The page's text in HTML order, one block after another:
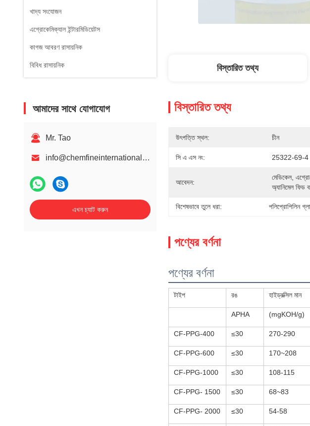
খাদ্য সংযোজন
এগ্রোকেমিক্যাল ইন্টারমিডিয়েটস
কাগজ আবরণ রাসায়নিক
বিবিধ রাসায়নিক
আমাদের সাথে যোগাযোগ
Mr. Tao
info@chemfineinternational.com
এখন চ্যাট করুন
বিস্তারিত তথ্য
বিস্তারিত তথ্য
উৎপত্তি স্থল: চীন
সি এ এস নং: 25322-69-4
আবেদন:
মেডিকেল,
অ্যানিমেল ফিড
বিশেষভাবে তুলে ধরা: পলিপ্রোপিলিন
পণ্যের বর্ণনা
পণ্যের বর্ণনা
টাইপ রঙ হাইড্রক্সিল মান
APHA (mgKOH/g)
CF-PPG-400 ≤30 270-290
CF-PPG-600 ≤30 170~208
CF-PPG-1000 ≤30 108-115
CF-PPG- 1500 ≤30 68~83
CF-PPG- 2000 ≤30 54-58